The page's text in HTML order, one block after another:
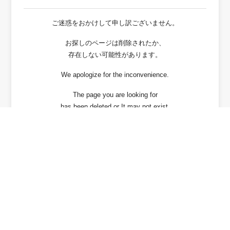
ご迷惑をおかけして申し訳ございません。
お探しのページは削除されたか、
存在しない可能性があります。
We apologize for the inconvenience.
The page you are looking for
has been deleted or It may not exist.